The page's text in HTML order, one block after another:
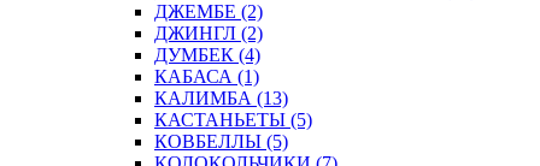
ДЖЕМБЕ (2)
ДЖИНГЛ (2)
ДУМБЕК (4)
КАБАСА (1)
КАЛИМБА (13)
КАСТАНЬЕТЫ (5)
КОВБЕЛЛЫ (5)